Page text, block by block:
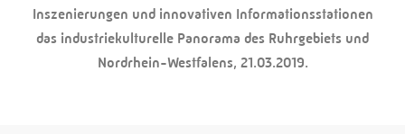
Inszenierungen und innovativen Informationsstationen
das industriekulturelle Panorama des Ruhrgebiets und
Nordrhein-Westfalens, 21.03.2019.